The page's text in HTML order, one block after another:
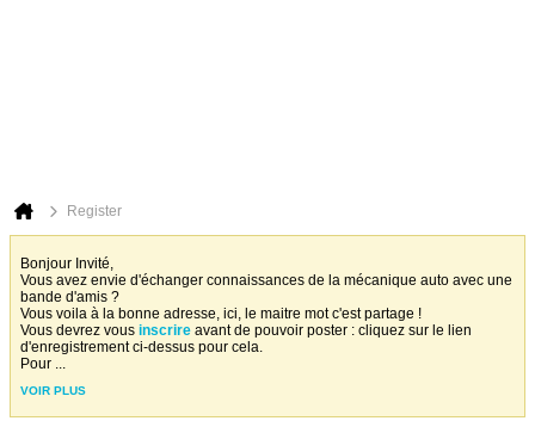
Register
Bonjour Invité,
Vous avez envie d'échanger connaissances de la mécanique auto avec une
bande d'amis ?
Vous voila à la bonne adresse, ici, le maitre mot c'est partage !
Vous devrez vous inscrire avant de pouvoir poster : cliquez sur le lien
d'enregistrement ci-dessus pour cela.
Pour ...
VOIR PLUS